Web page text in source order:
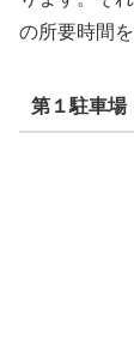
の所要時間
第１駐車場